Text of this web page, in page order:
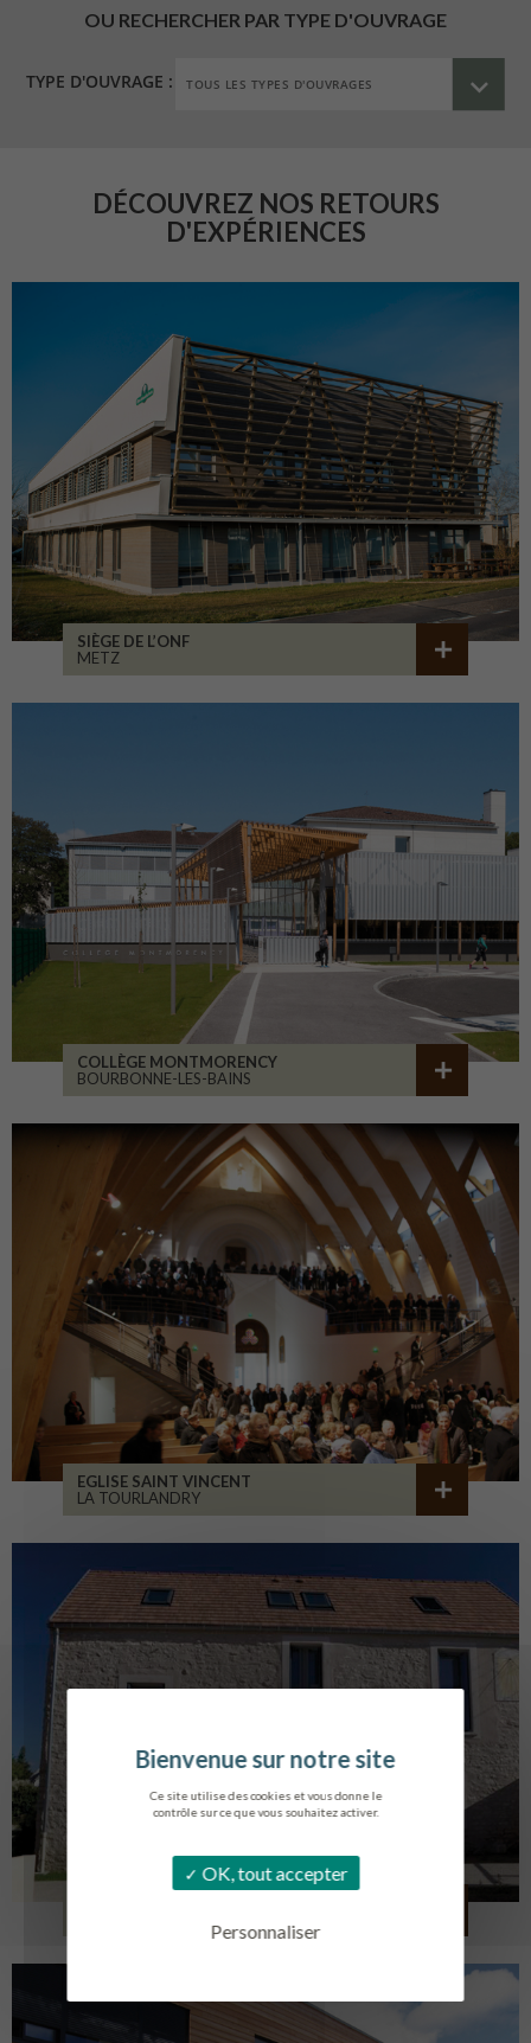
Ce site utilise des cookies et vous donne le
contrôle sur ce que vous souhaitez activer.
OK, tout accepter
Personnaliser
OU RECHERCHER PAR TYPE D'OUVRAGE
TYPE D'OUVRAGE :
DÉCOUVREZ NOS RETOURS
D'EXPÉRIENCES
SIÈGE DE L’ONF
METZ
COLLÈGE MONTMORENCY
BOURBONNE-LES-BAINS
EGLISE SAINT VINCENT
LA TOURLANDRY